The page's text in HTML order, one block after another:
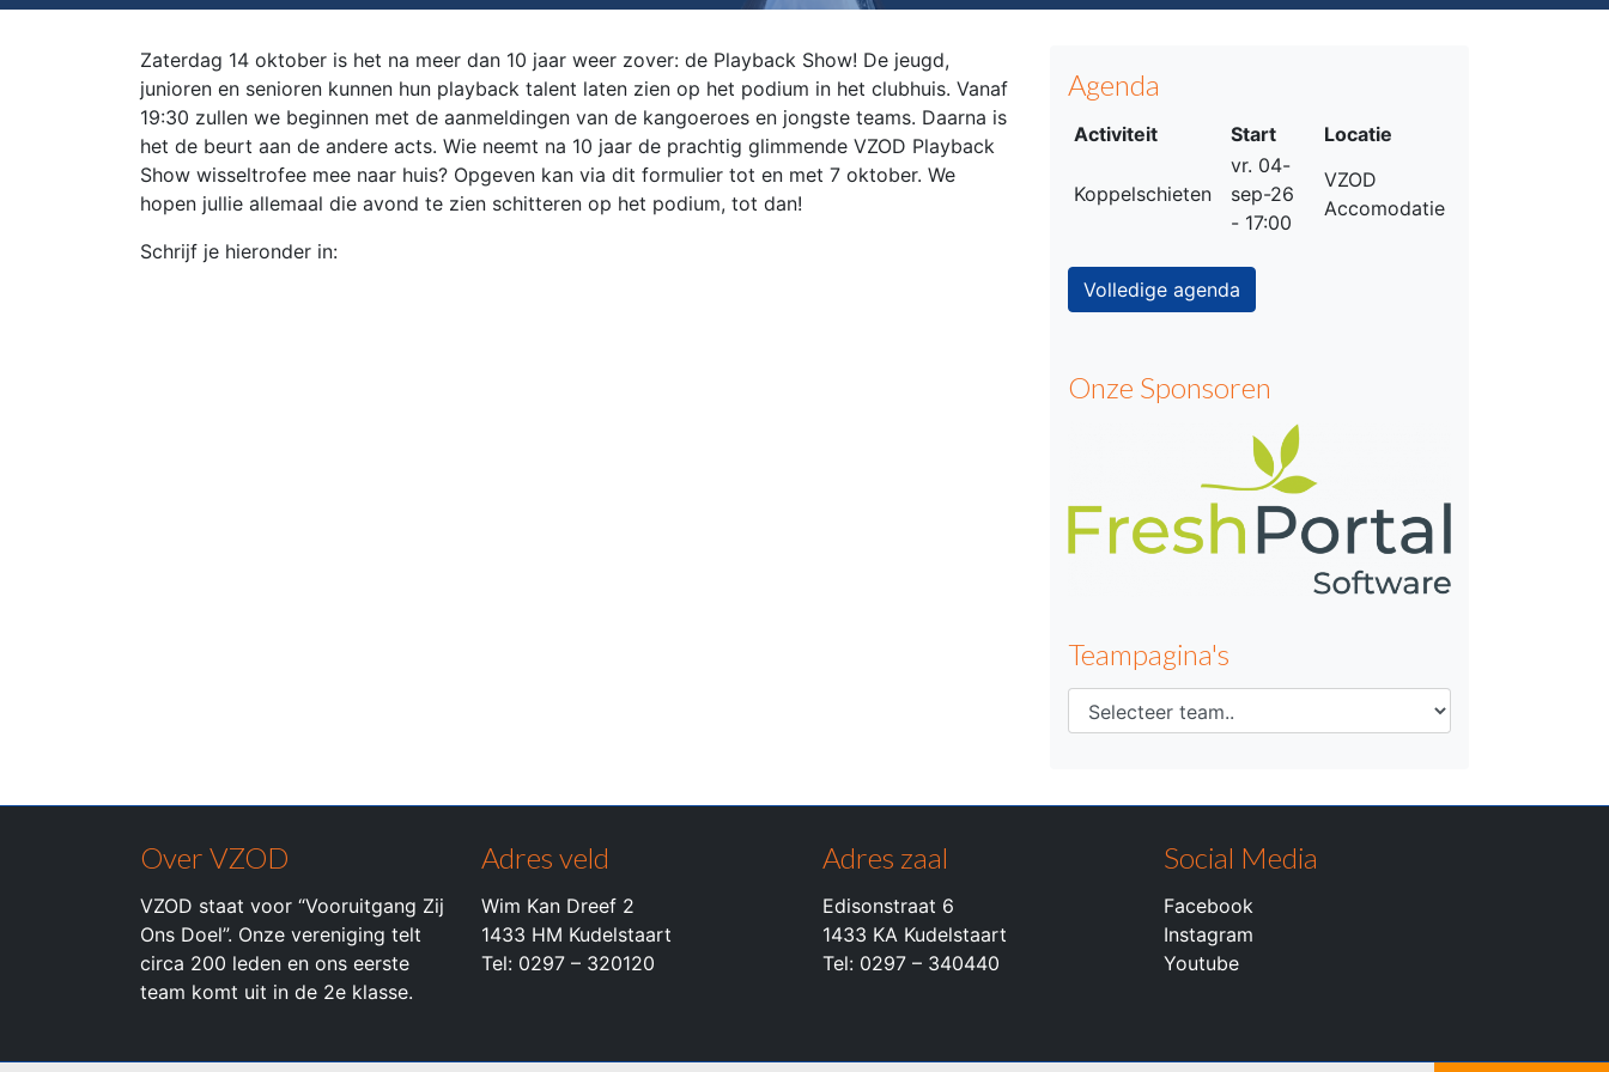
Zaterdag 14 oktober is het na meer dan 10 jaar weer zover: de Playback Show! De jeugd,
junioren en senioren kunnen hun playback talent laten zien op het podium in het clubhuis. Vanaf
19:30 zullen we beginnen met de aanmeldingen van de kangoeroes en jongste teams. Daarna is
het de beurt aan de andere acts. Wie neemt na 10 jaar de prachtig glimmende VZOD Playback
Show wisseltrofee mee naar huis? Opgeven kan via dit formulier tot en met 7 oktober. We
hopen jullie allemaal die avond te zien schitteren op het podium, tot dan!
Schrijf je hieronder in:
Agenda
Activiteit Start Locatie
Koppelschieten
vr. 04-
sep-26
- 17:00
VZOD
Accomodatie
Volledige agenda
Onze Sponsoren
Teampagina's
Over VZOD
VZOD staat voor “Vooruitgang Zij
Ons Doel”. Onze vereniging telt
circa 200 leden en ons eerste
team komt uit in de 2e klasse.
Adres veld
Wim Kan Dreef 2
1433 HM Kudelstaart
Tel: 0297 – 320120
Adres zaal
Edisonstraat 6
1433 KA Kudelstaart
Tel: 0297 – 340440
Social Media
Facebook
Instagram
Youtube